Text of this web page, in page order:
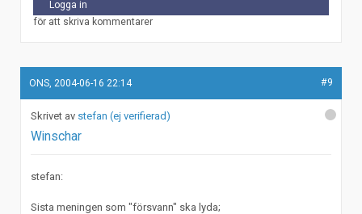
Logga in
för att skriva kommentarer
ONS, 2004-06-16 22:14 #9
stefan (ej verifierad)
Winschar
stefan:
Sista meningen som "försvann" ska lyda;